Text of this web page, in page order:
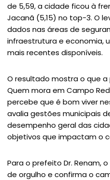
de 5,59, a cidade ficou à
Jacanã (5,15) no top-3. O
dados nas áreas de
infraestrutura e economia,
mais recentes disponíveis.
O resultado mostra o que
Quem mora em Campo
percebe que é bom viver
avalia gestões municipais
desempenho geral das
objetivos que impactam o
Para o prefeito Dr. Renam,
de orgulho e confirma o